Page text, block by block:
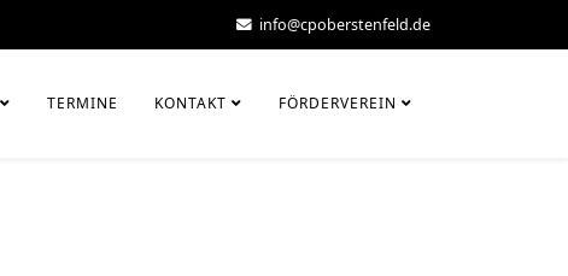
info@cpoberstenfeld.de
TERMINE KONTAKT FÖRDERVEREIN